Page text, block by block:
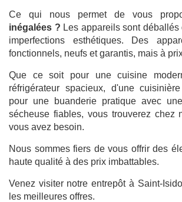
Ce qui nous permet de vous
inégalées ? Les appareils sont
imperfections esthétiques. Des
fonctionnels, neufs et garantis, mais à
Que ce soit pour une cuisine
réfrigérateur spacieux, d'une
pour une buanderie pratique avec
sécheuse fiables, vous trouverez chez
vous avez besoin.
Nous sommes fiers de vous offrir des
haute qualité à des prix imbattables.
Venez visiter notre entrepôt à Saint-
les meilleures offres.